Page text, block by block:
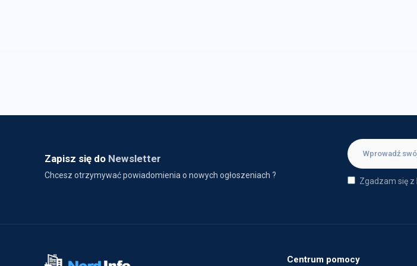
Zapisz się do Newsletter
Chcesz otrzymywać powiadomienia o nowych ogłoszeniach ?
Zgadzam się z
Centrum pomocy